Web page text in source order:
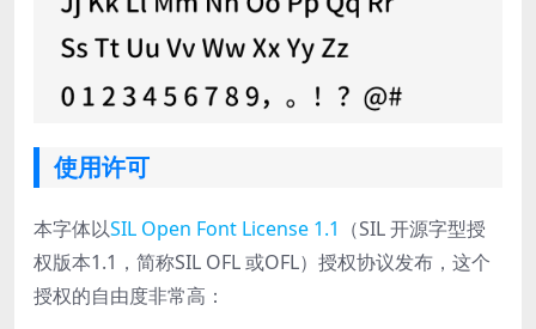
使用许可
本字体以SIL Open Font License 1.1 （SIL 开源字型授
权版本1.1，简称SIL OFL 或OFL）授权协议发布，这个
授权的自由度非常高：